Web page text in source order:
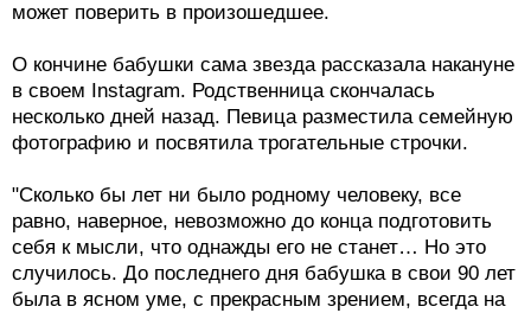
может поверить в произошедшее.
О кончине бабушки сама звезда рассказала накануне
в своем Instagram. Родственница скончалась
несколько дней назад. Певица разместила семейную
фотографию и посвятила трогательные строчки.
"Сколько бы лет ни было родному человеку, все
равно, наверное, невозможно до конца подготовить
себя к мысли, что однажды его не станет… Но это
случилось. До последнего дня бабушка в свои 90 лет
была в ясном уме, с прекрасным зрением, всегда на